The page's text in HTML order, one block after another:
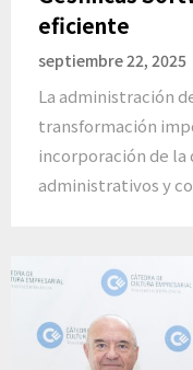
eficiente
septiembre 22, 2025
La administración
transformación
incorporación de
administrativos y